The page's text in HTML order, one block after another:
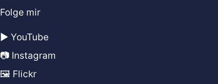
Folge mir
▶️ YouTube
📷 Instagram
🖼️ Flickr